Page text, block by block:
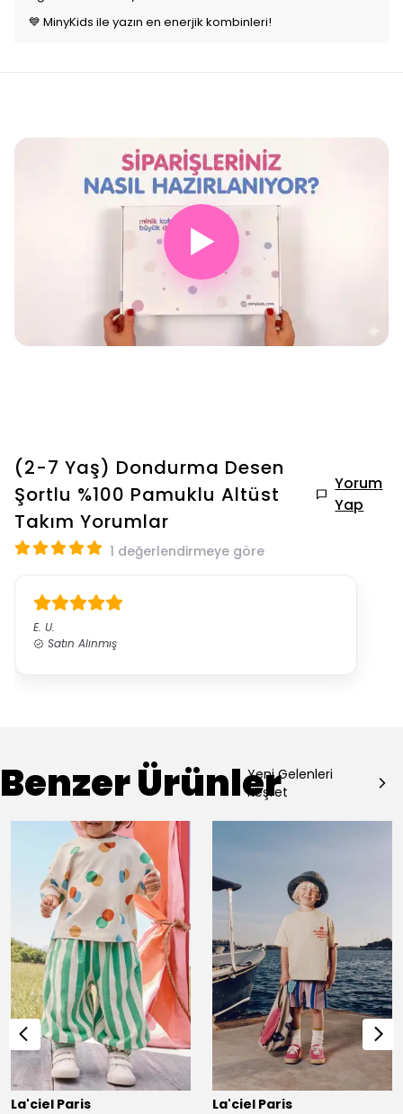
💙 MinyKids ile yazın en enerjik kombinleri!
▶
(2-7 Yaş) Dondurma Desen
Şortlu %100 Pamuklu Altüst
Takım Yorumlar
Yorum
Yap
1 değerlendirmeye göre
E. U.
Satın Alınmış
Benzer ÜrünlerYeni Gelenleri
Keşfet
La'ciel Paris
⭐️ Bu ürünü3 kişifavoriledi!
La'ciel Paris
⭐️ Bu ürünü5 kişifavoriledi!